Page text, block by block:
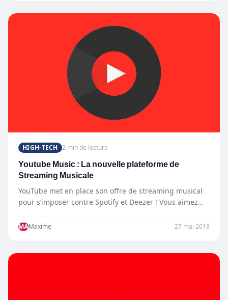
HIGH-TECH 2 min de lecture
Youtube Music : La nouvelle plateforme de
Streaming Musicale
YouTube met en place son offre de streaming musical
pour s’imposer contre Spotify et Deezer ! Vous aimez…
MAMaxime 27 mai 2018